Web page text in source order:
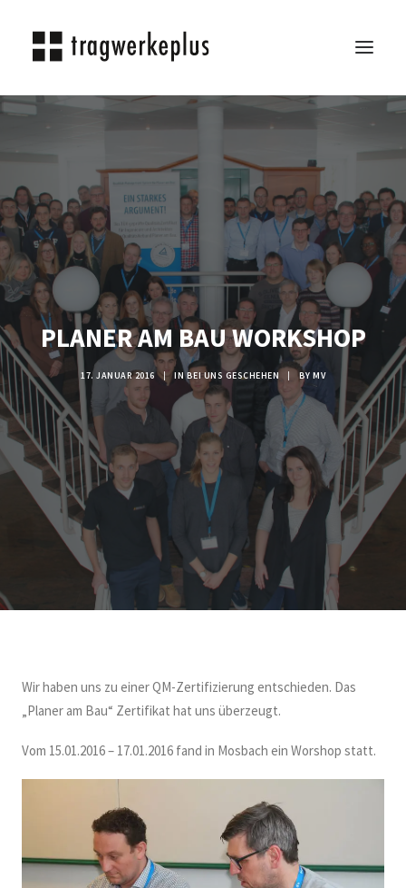
REFERENZEN
ÜBER UNS
KARRIERE
KONTAKT
SEARCH
PLANER AM BAU WORKSHOP
17. JANUAR 2016 | INBEI UNS GESCHEHEN | BY MV
Wir haben uns zu einer QM-Zertifizierung entschieden. Das
„Planer am Bau“ Zertifikat hat uns überzeugt.
Vom 15.01.2016 – 17.01.2016 fand in Mosbach ein Worshop statt.